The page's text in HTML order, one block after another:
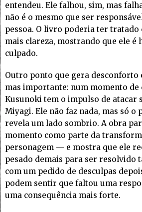
entendeu. Ele falhou, sim, mas
não é o mesmo que ser
pessoa. O livro poderia ter tratado
mais clareza, mostrando que ele é
culpado.
Outro ponto que gera desconforto
mas importante: num momento de
Kusunoki tem o impulso de atacar
Miyagi. Ele não faz nada, mas só o
revela um lado sombrio. A obra
momento como parte da
personagem — e mostra que ele
pesado demais para ser resolvido
com um pedido de desculpas
podem sentir que faltou uma
uma consequência mais forte.